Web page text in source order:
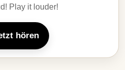
Play it louder!
hören